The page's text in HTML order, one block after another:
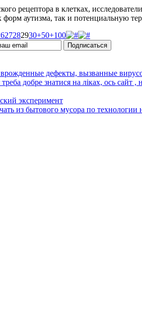
рецептора в клетках,
форм аутизма, так и потенциальную
27282930+50+100
дефекты, вызванные
добре знатися на ліках, ось сайт ,
эксперимент
из бытового мусора по технологии